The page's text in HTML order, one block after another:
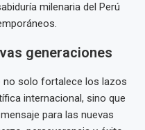
milenaria del Perú
generaciones
no solo fortalece los lazos
internacional, sino que
para las nuevas